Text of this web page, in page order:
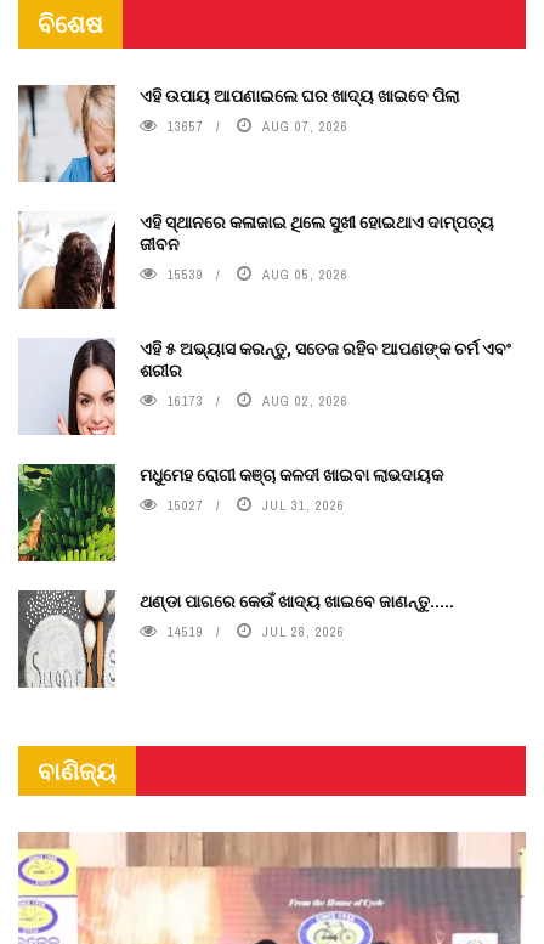
ବିଶେଷ
ଏହି ଉପାୟ ଆପଣାଇଲେ ଘର ଖାଦ୍ୟ ଖାଇବେ ପିଲା
13657 AUG 07, 2026
ଏହି ସ୍ଥାନରେ କଳାଜାଇ ଥିଲେ ସୁଖୀ ହୋଇଥାଏ ଦାମ୍ପତ୍ୟ
ଜୀବନ
15539 AUG 05, 2026
ଏହି ୫ ଅଭ୍ୟାସ କରନ୍ତୁ, ସତେଜ ରହିବ ଆପଣଙ୍କ ଚର୍ମ ଏବଂ
ଶରୀର
16173 AUG 02, 2026
ମଧୁମେହ ରୋଗୀ କଞ୍ଚା କଳଦୀ ଖାଇବା ଲାଭଦାୟକ
15027 JUL 31, 2026
ଥଣ୍ଡା ପାଗରେ କେଉଁ ଖାଦ୍ୟ ଖାଇବେ ଜାଣନ୍ତୁ.....
14519 JUL 28, 2026
ବାଣିଜ୍ୟ